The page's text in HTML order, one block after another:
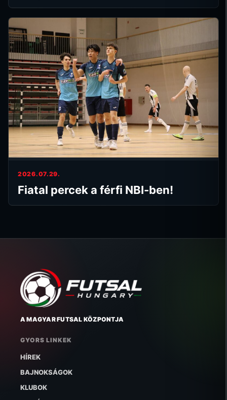
2026.07.29.
Fiatal percek a férfi NBI-ben!
A MAGYAR FUTSAL KÖZPONTJA
GYORS LINKEK
HÍREK
BAJNOKSÁGOK
KLUBOK